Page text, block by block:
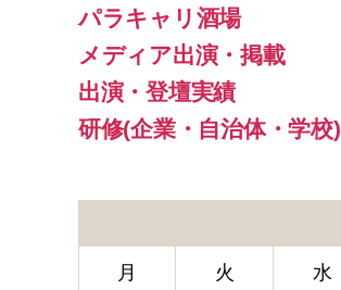
パラキャリ酒場
メディア出演・掲載
出演・登壇実績
研修(企業・自治体・学校)
月 火 水